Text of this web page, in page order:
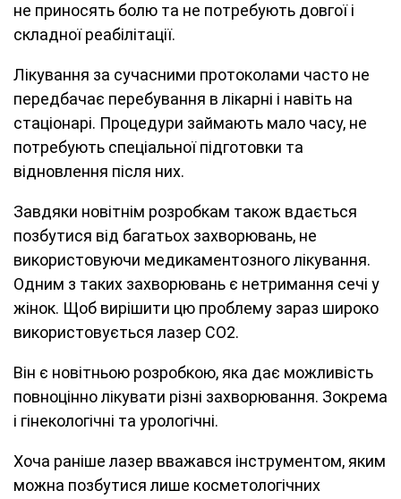
не приносять болю та не потребують довгої і
складної реабілітації.
Лікування за сучасними протоколами часто не
передбачає перебування в лікарні і навіть на
стаціонарі. Процедури займають мало часу, не
потребують спеціальної підготовки та
відновлення після них.
Завдяки новітнім розробкам також вдається
позбутися від багатьох захворювань, не
використовуючи медикаментозного лікування.
Одним з таких захворювань є нетримання сечі у
жінок. Щоб вирішити цю проблему зараз широко
використовується лазер CO2.
Він є новітньою розробкою, яка дає можливість
повноцінно лікувати різні захворювання. Зокрема
і гінекологічні та урологічні.
Хоча раніше лазер вважався інструментом, яким
можна позбутися лише косметологічних